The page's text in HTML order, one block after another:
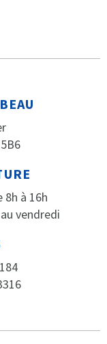
à 16h
vendredi